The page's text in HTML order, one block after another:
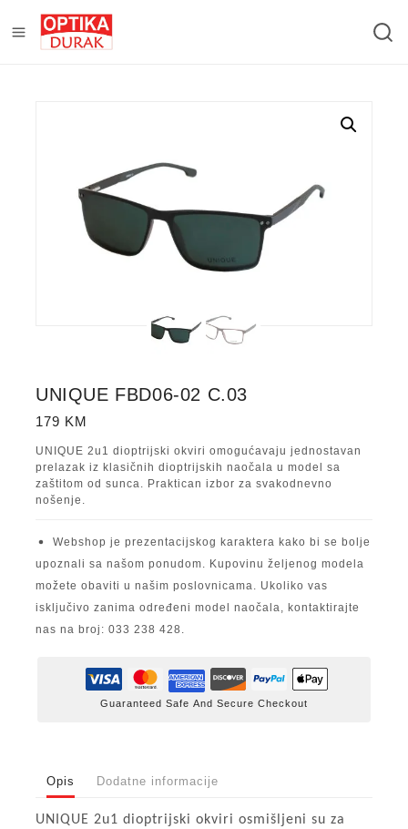
UNIQUE FBD06-02 C.03
179 KM
UNIQUE 2u1 dioptrijski okviri omogućavaju jednostavan
prelazak iz klasičnih dioptrijskih naočala u model sa
zaštitom od sunca. Praktican izbor za svakodnevno
nošenje.
Webshop je prezentacijskog karaktera kako bi se bolje
upoznali sa našom ponudom. Kupovinu željenog modela
možete obaviti u našim poslovnicama. Ukoliko vas
isključivo zanima određeni model naočala, kontaktirajte
nas na broj: 033 238 428.
Guaranteed Safe And Secure Checkout
Opis Dodatne informacije
UNIQUE 2u1 dioptrijski okviri osmišljeni su za